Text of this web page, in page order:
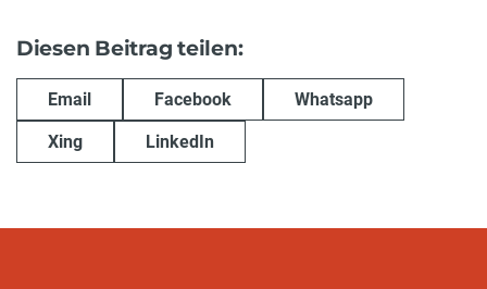
Diesen Beitrag teilen:
Email Facebook Whatsapp
Xing LinkedIn